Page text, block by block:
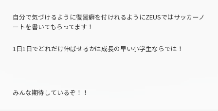
自分で気づけるように復習癖を付けれるようにZEUSではサッカーノ
ートを書いてもらってます！
1日1日でどれだけ伸ばせるかは成長の早い小学生ならでは！
みんな期待しているぞ！！